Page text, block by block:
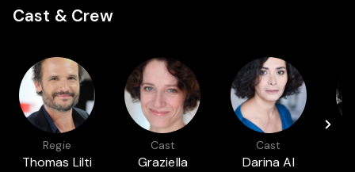
Cast & Crew
Regie
Thomas Lilti
Cast
Graziella
Cast
Darina Al